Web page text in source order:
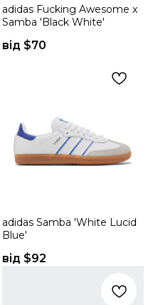
adidas Fucking Awesome x
Samba 'Black White'
від $70
adidas Samba 'White Lucid
Blue'
від $92